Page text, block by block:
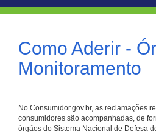
Como Aderir -
Monitoramento
No Consumidor.gov.br, as reclamações
consumidores são acompanhadas, de
órgãos do Sistema Nacional de Defesa